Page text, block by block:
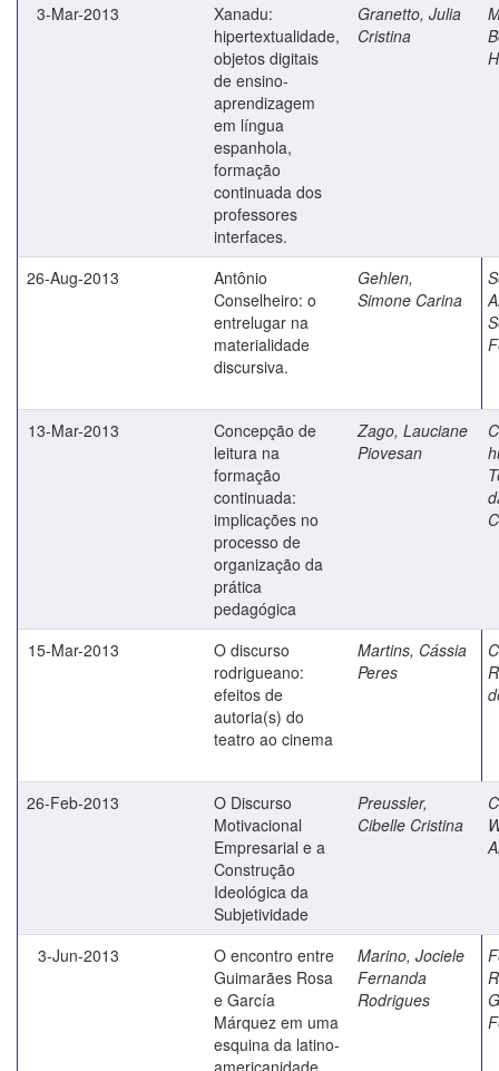
3-Mar-2013
Xanadu:
hipertextualidade,
objetos digitais
de ensino-
aprendizagem
em língua
espanhola,
formação
continuada dos
professores
interfaces.
Granetto, Julia
Cristina
26-Aug-2013
Antônio
Conselheiro: o
entrelugar na
materialidade
discursiva.
Gehlen,
Simone Carina
13-Mar-2013
Concepção de
leitura na
formação
continuada:
implicações no
processo de
organização da
prática
pedagógica
Zago, Lauciane
Piovesan
15-Mar-2013
O discurso
rodrigueano:
efeitos de
autoria(s) do
teatro ao cinema
Martins, Cássia
Peres
26-Feb-2013
O Discurso
Motivacional
Empresarial e a
Construção
Ideológica da
Subjetividade
Preussler,
Cibelle Cristina
3-Jun-2013
O encontro entre
Guimarães Rosa
e García
Márquez em uma
esquina da latino-
americanidade.
Marino, Jociele
Fernanda
Rodrigues